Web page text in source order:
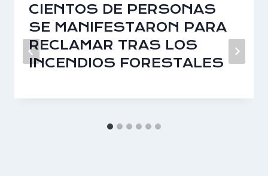
CIENTOS DE PERSONAS
SE MANIFESTARON PARA
RECLAMAR TRAS LOS
INCENDIOS FORESTALES